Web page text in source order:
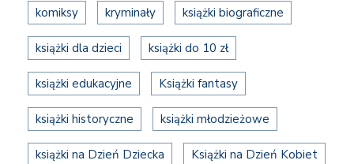
komiksy kryminały książki biograficzne
książki dla dzieci książki do 10 zł
książki edukacyjne Książki fantasy
książki historyczne książki młodzieżowe
książki na Dzień Dziecka Książki na Dzień Kobiet